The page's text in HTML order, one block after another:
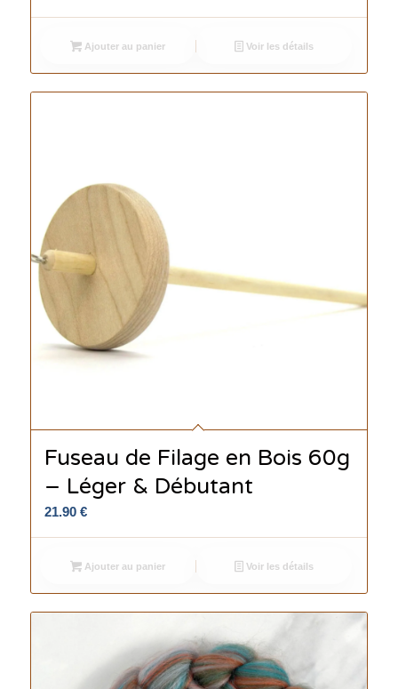
Ajouter au panier Voir les détails
Fuseau de Filage en Bois 60g
– Léger & Débutant
21.90 €
Ajouter au panier Voir les détails